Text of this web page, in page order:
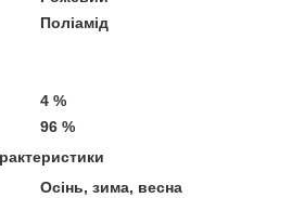
Поліамід
4 %
96 %
Осінь, зима, весна